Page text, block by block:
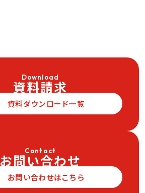
Download
資料請求
資料ダウンロード一覧
Contact
お問い合わせ
お問い合わせはこちら